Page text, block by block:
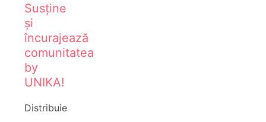
Susține
și
încurajează
comunitatea
by
UNIKA!
Distribuie